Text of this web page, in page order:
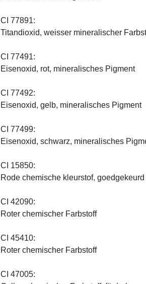
CI 77891:
Titandioxid, weisser mineralischer
CI 77491:
Eisenoxid, rot, mineralisches Pigment
CI 77492:
Eisenoxid, gelb, mineralisches Pigment
CI 77499:
Eisenoxid, schwarz, mineralisches
CI 15850:
Rode chemische kleurstof,
CI 42090:
Roter chemischer Farbstoff
CI 45410:
Roter chemischer Farbstoff
CI 47005: